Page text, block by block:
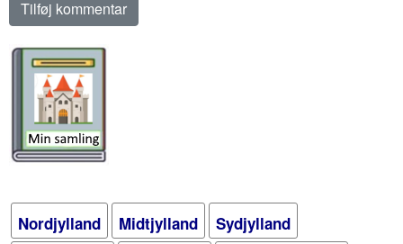
Nordjylland Midtjylland
Sydjylland